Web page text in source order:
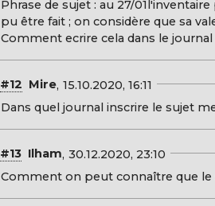
Phrase de sujet : au 27/
pu être fait ; on considère que sa
Comment ecrire cela dans le journal
#12 Mire 15.10.2020, 16:11
Dans quel journal inscrire le sujet
#13Ilham 30.12.2020, 23:10
Comment on peut connaître que le